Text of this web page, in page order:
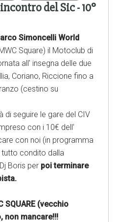
del Sic - 10°
Simoncelli World
Square) il Motoclub di
all' insegna delle due
Coriano, Riccione fino a
(cestino su
di seguire le gare del CIV
con i 10€ dell'
con noi (in programma
condito dalla
Boris per poi terminare
SQUARE (vecchio
non mancare!!!